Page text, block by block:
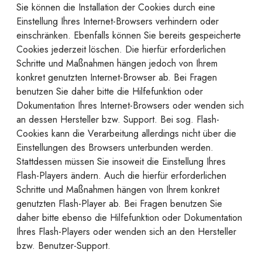
Sie können die Installation der Cookies durch eine
Einstellung Ihres Internet-Browsers verhindern oder
einschränken. Ebenfalls können Sie bereits gespeicherte
Cookies jederzeit löschen. Die hierfür erforderlichen
Schritte und Maßnahmen hängen jedoch von Ihrem
konkret genutzten Internet-Browser ab. Bei Fragen
benutzen Sie daher bitte die Hilfefunktion oder
Dokumentation Ihres Internet-Browsers oder wenden sich
an dessen Hersteller bzw. Support. Bei sog. Flash-
Cookies kann die Verarbeitung allerdings nicht über die
Einstellungen des Browsers unterbunden werden.
Stattdessen müssen Sie insoweit die Einstellung Ihres
Flash-Players ändern. Auch die hierfür erforderlichen
Schritte und Maßnahmen hängen von Ihrem konkret
genutzten Flash-Player ab. Bei Fragen benutzen Sie
daher bitte ebenso die Hilfefunktion oder Dokumentation
Ihres Flash-Players oder wenden sich an den Hersteller
bzw. Benutzer-Support.